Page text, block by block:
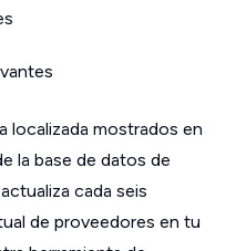
localizada mostrados en
la base de datos de
cada seis
de proveedores en tu